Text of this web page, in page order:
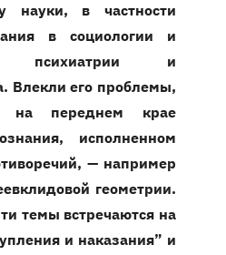
науки, в частности
в социологии и
психиатрии и
Влекли его проблемы,
на переднем крае
исполненном
— например
геометрии.
темы встречаются на
и наказания” и